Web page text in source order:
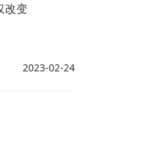
改变
2023-02-24